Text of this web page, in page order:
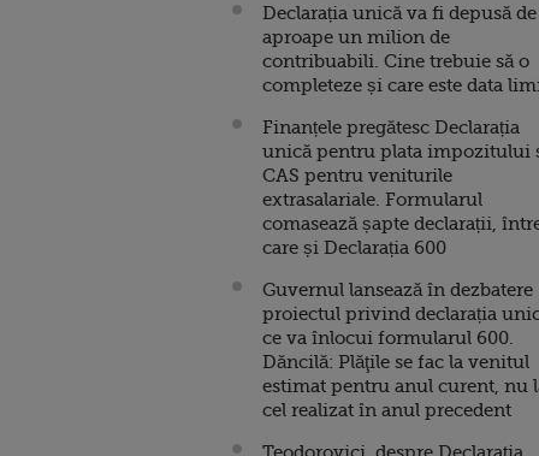
Declarația unică va fi depusă de
aproape un milion de
contribuabili. Cine trebuie să o
completeze și care este data
Finanțele pregătesc Declarația
unică pentru plata impozitului
CAS pentru veniturile
extrasalariale. Formularul
comasează șapte declarații,
care și Declarația 600
Guvernul lansează în dezbatere
proiectul privind declarația
ce va înlocui formularul 600.
Dăncilă: Plăţile se fac la venitul
estimat pentru anul curent, nu
cel realizat în anul precedent